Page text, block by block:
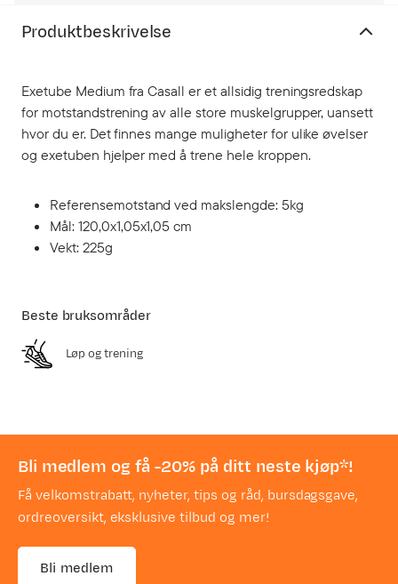
Produktbeskrivelse
Exetube Medium fra Casall er et allsidig treningsredskap
for motstandstrening av alle store muskelgrupper, uansett
hvor du er. Det finnes mange muligheter for ulike øvelser
og exetuben hjelper med å trene hele kroppen.
Referensemotstand ved makslengde: 5kg
Mål: 120,0x1,05x1,05 cm
Vekt: 225g
Beste bruksområder
Løp og trening
Bli medlem og få -20% på ditt neste kjøp*!
Få velkomstrabatt, nyheter, tips og råd, bursdagsgave,
ordreoversikt, eksklusive tilbud og mer!
Bli medlem